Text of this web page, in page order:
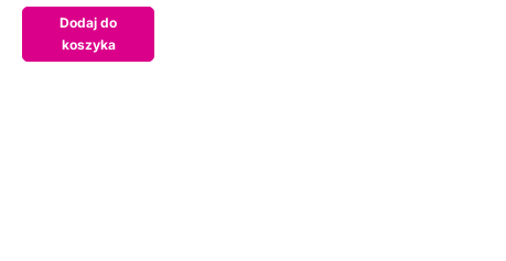
Dodaj do
koszyka